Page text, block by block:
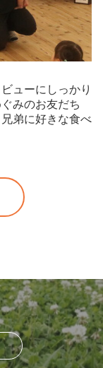
ューにしっかり
みのお友だち
弟に好きな食べ